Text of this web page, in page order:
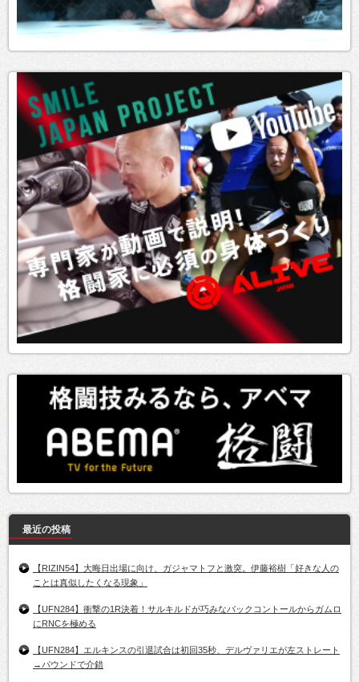
最近の投稿
【RIZIN54】大晦日出場に向け、ガジャマトフと激突。伊藤裕樹「好きな人の
ことは真似したくなる現象」
【UFN284】衝撃の1R決着！サルキルドが巧みなバックコントールからガムロ
にRNCを極める
【UFN284】エルキンスの引退試合は初回35秒、デルヴァリエが左ストレート
→パウンドで介錯